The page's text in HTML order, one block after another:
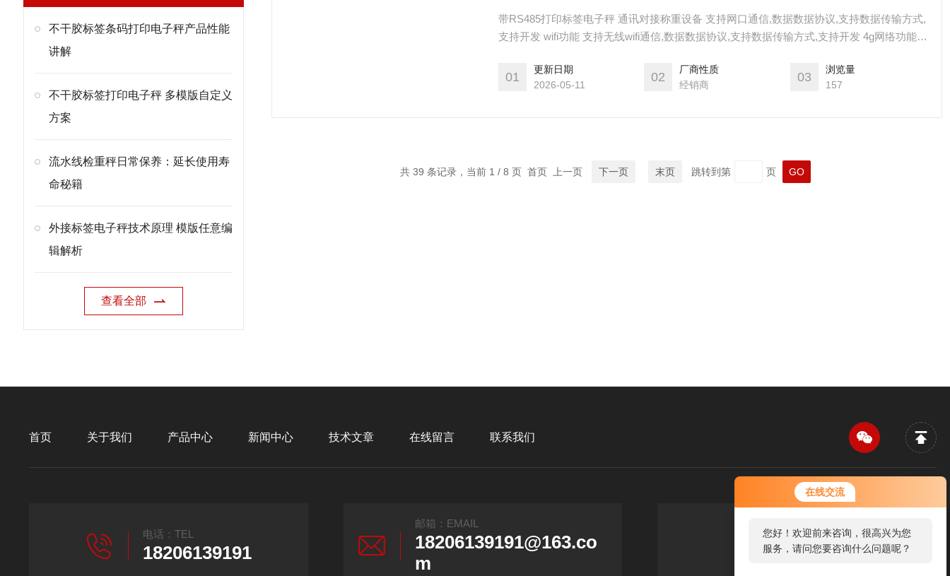
在线交流
您好！欢迎前来咨询，很高兴为您
服务，请问您要咨询什么问题呢？
您好，看您停留很久了，是否找到
了需求产品，您可以直接在线与我
不干胶标签条码打印电子秤产品性能
讲解
不干胶标签打印电子秤 多模版自定义
方案
流水线检重秤日常保养：延长使用寿
命秘籍
外接标签电子秤技术原理 模版任意编
辑解析
查看全部
带RS485打印标签电子秤 通讯对接称重设备 支持网口通信,数据数据协议,支持数据传输方式,
支持开发 wifi功能 支持无线wifi通信,数据数据协议,支持数据传输方式,支持开发 4g网络功能
01
更新日期
2026-05-11
02
厂商性质
经销商
03
浏览量
157
共 39 条记录，当前 1 / 8 页 首页 上一页 下一页 末页 跳转到第 页
首页 关于我们 产品中心 新闻中心 技术文章 在线留言 联系我们
电话：TEL
18206139191
邮箱：EMAIL
18206139191@163.co
m
传真：FAX